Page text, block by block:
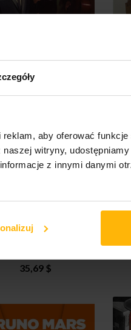
aby oferować funkcje
witryny,
z innymi danymi
Sam - Encore (LP)
35,69 $